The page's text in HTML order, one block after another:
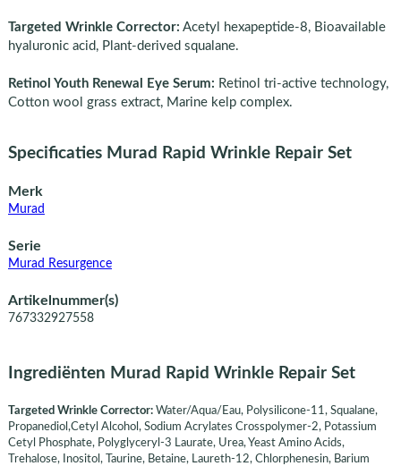
Targeted Wrinkle Corrector: Acetyl hexapeptide-8, Bioavailable
hyaluronic acid, Plant-derived squalane.
Retinol Youth Renewal Eye Serum: Retinol tri-active technology,
Cotton wool grass extract, Marine kelp complex.
Specificaties Murad Rapid Wrinkle Repair Set
Merk
Murad
Serie
Murad Resurgence
Artikelnummer(s)
767332927558
Ingrediënten Murad Rapid Wrinkle Repair Set
Targeted Wrinkle Corrector:Water/Aqua/Eau, Polysilicone-11, Squalane,
Propanediol,Cetyl Alcohol, Sodium Acrylates Crosspolymer-2, Potassium
Cetyl Phosphate, Polyglyceryl-3 Laurate, Urea, Yeast Amino Acids,
Trehalose, Inositol, Taurine, Betaine, Laureth-12, Chlorphenesin, Barium